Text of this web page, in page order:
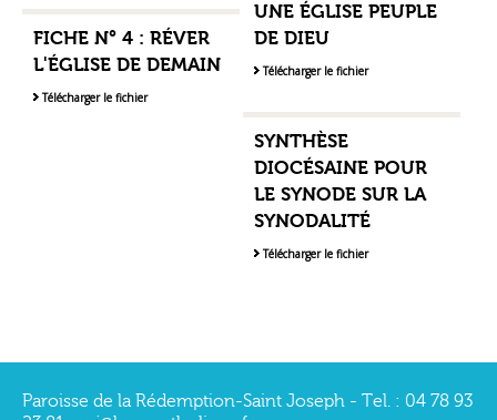
UNE ÉGLISE PEUPLE
DE DIEU
Télécharger le fichier
FICHE N° 4 : RÉVER
L'ÉGLISE DE DEMAIN
Télécharger le fichier
SYNTHÈSE
DIOCÉSAINE POUR
LE SYNODE SUR LA
SYNODALITÉ
Télécharger le fichier
Paroisse de la Rédemption-Saint Joseph - Tel. : 04 78 93